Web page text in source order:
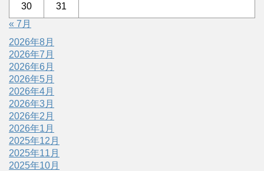
30
31
« 7月
2026年8月
2026年7月
2026年6月
2026年5月
2026年4月
2026年3月
2026年2月
2026年1月
2025年12月
2025年11月
2025年10月